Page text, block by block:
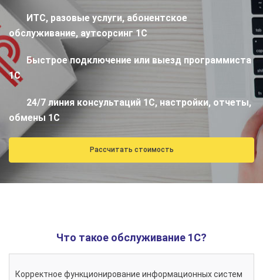
ИТС, разовые услуги, абонентское
обслуживание, аутсорсинг 1С
Быстрое подключение или выезд программиста
1С
24/7 линия консультаций 1С, настройки, отчеты,
обмены 1С
Рассчитать стоимость
Что такое обслуживание 1С?
Корректное функционирование информационных систем